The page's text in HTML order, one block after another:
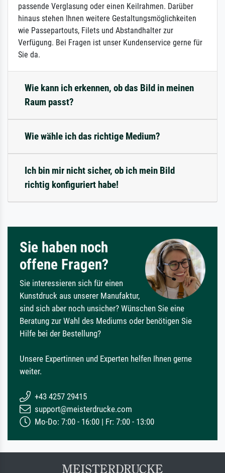
passende Verglasung oder einen Keilrahmen. Darüber
hinaus stehen Ihnen weitere Gestaltungsmöglichkeiten
wie Passepartouts, Filets und Abstandhalter zur
Verfügung. Bei Fragen ist unser Kundenservice gerne für
Sie da.
Wie kann ich erkennen, ob das Bild in meinen
Raum passt?
Wie wähle ich das richtige Medium?
Ich bin mir nicht sicher, ob ich mein Bild
richtig konfiguriert habe!
Sie haben noch
offene Fragen?
Sie interessieren sich für einen
Kunstdruck aus unserer Manufaktur,
sind sich aber noch unsicher? Wünschen Sie eine
Beratung zur Wahl des Mediums oder benötigen Sie
Hilfe bei der Bestellung?
Unsere Expertinnen und Experten helfen Ihnen gerne
weiter.
+43 4257 29415
support@meisterdrucke.com
Mo-Do: 7:00 - 16:00 | Fr: 7:00 - 13:00